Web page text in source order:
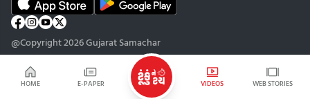
HOME E-PAPER VIDEOS WEB STORIES
@Copyright 2026 Gujarat Samachar